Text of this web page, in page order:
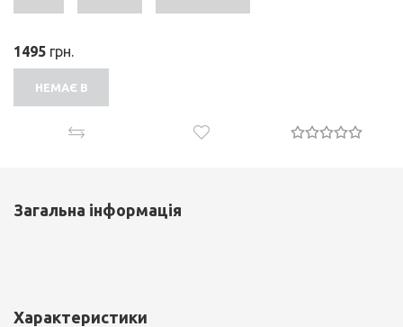
1495 грн.
НЕМАЄ В
Загальна інформація
Характеристики